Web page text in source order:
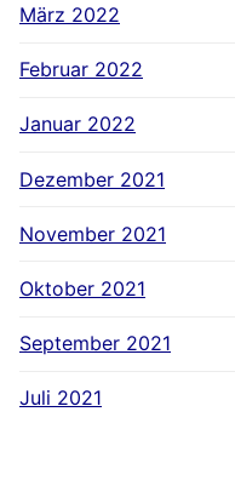
März 2022
Februar 2022
Januar 2022
Dezember 2021
November 2021
Oktober 2021
September 2021
Juli 2021